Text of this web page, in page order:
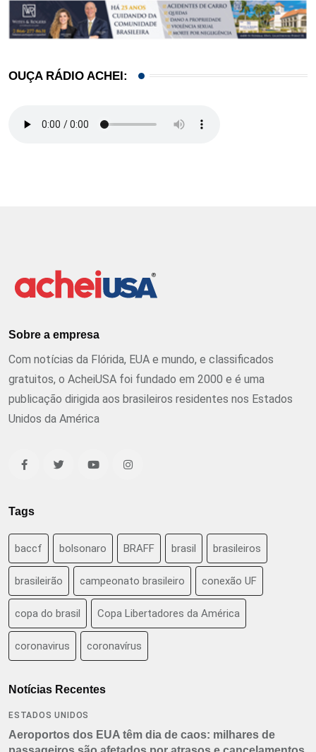
OUÇA RÁDIO ACHEI:
Sobre a empresa
Com notícias da Flórida, EUA e mundo, e classificados
gratuitos, o AcheiUSA foi fundado em 2000 e é uma
publicação dirigida aos brasileiros residentes nos Estados
Unidos da América
Tags
baccf bolsonaro BRAFF brasil brasileiros
brasileirão campeonato brasileiro conexão UF
copa do brasil Copa Libertadores da América
coronavirus coronavírus
Notícias Recentes
ESTADOS UNIDOS
Aeroportos dos EUA têm dia de caos: milhares de